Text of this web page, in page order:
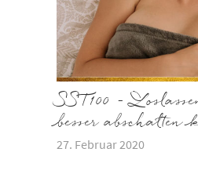
SST100 –
besser abschalten
27. Februar 2020